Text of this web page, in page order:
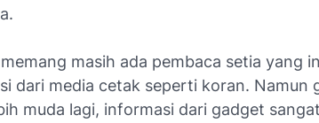
masih ada pembaca setia yang
dari media cetak seperti koran. Namun
muda lagi, informasi dari gadget